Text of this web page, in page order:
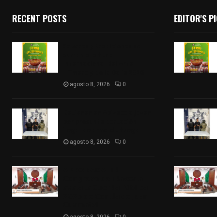
RECENT POSTS
agosto 8, 2026 0
agosto 8, 2026 0
EDITOR'S